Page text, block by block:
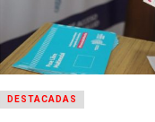
DESTACADAS